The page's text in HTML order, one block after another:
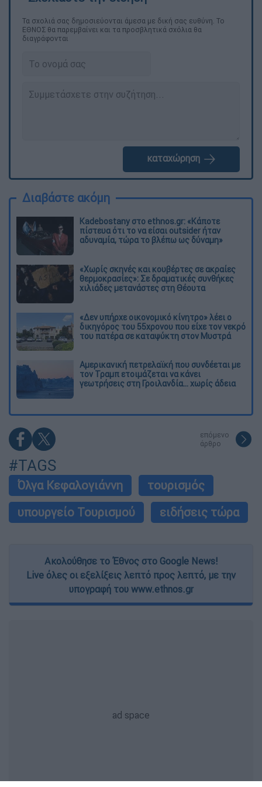
Τα σχολιά σας δημοσιεύονται άμεσα με δική σας ευθύνη. Το
ΕΘΝΟΣ θα παρεμβαίνει και τα προσβλητικά σχόλια θα
διαγράφονται
καταχώρηση
Διαβάστε ακόμη
Kadebostany στο ethnos.gr: «Κάποτε
πίστευα ότι το να είσαι outsider ήταν
αδυναμία, τώρα το βλέπω ως δύναμη»
«Χωρίς σκηνές και κουβέρτες σε ακραίες
θερμοκρασίες»: Σε δραματικές συνθήκες
χιλιάδες μετανάστες στη Θέουτα
«Δεν υπήρχε οικονομικό κίνητρο» λέει ο
δικηγόρος του 55χρονου που είχε τον νεκρό
του πατέρα σε καταψύκτη στον Μυστρά
Αμερικανική πετρελαϊκή που συνδέεται με
τον Τραμπ ετοιμάζεται να κάνει
γεωτρήσεις στη Γροιλανδία... χωρίς άδεια
επόμενο
άρθρο
#TAGS
Όλγα Κεφαλογιάννη
τουρισμός
υπουργείο Τουρισμού
ειδήσεις τώρα
Ακολούθησε το Έθνος στο Google News!
Live όλες οι εξελίξεις λεπτό προς λεπτό, με την
υπογραφή του www.ethnos.gr